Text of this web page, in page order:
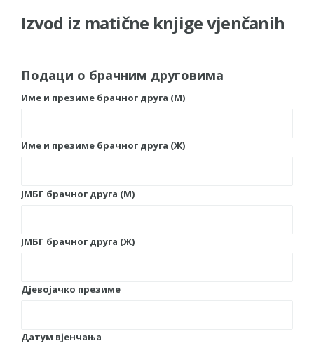
ZA 2026. GODINU
Obavještenje za preduzetnika - Nenad
PRELIMINARNA RANG LISTA KANDIDATA KOJI
SU OSTVARILI PRAVO NA GRADSKI MJESEČNI
SOCIJALNE POTREBE
JAVNI POZIV ZA NAJLjEPŠE UREĐENO
JAVNI PROSTOR U MJESNIM ZAJEDNICAMA
Obavještenje za preduzetnika - Gojko
Izvod iz matične knjige vjenčanih
Подаци о брачним друговима
Име и презиме брачног друга (М)
Име и презиме брачног друга (Ж)
ЈМБГ брачног друга (М)
ЈМБГ брачног друга (Ж)
Дјевојачко презиме
Датум вјенчања